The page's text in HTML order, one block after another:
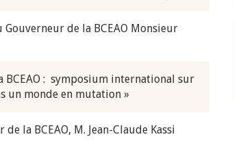
de la BCEAO Monsieur
BCEAO : symposium international sur
un monde en mutation »
la BCEAO, M. Jean-Claude Kassi